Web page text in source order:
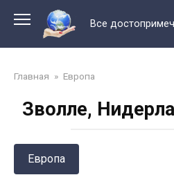
контенту
Все
Главная » Европа
Зволле,
Европа